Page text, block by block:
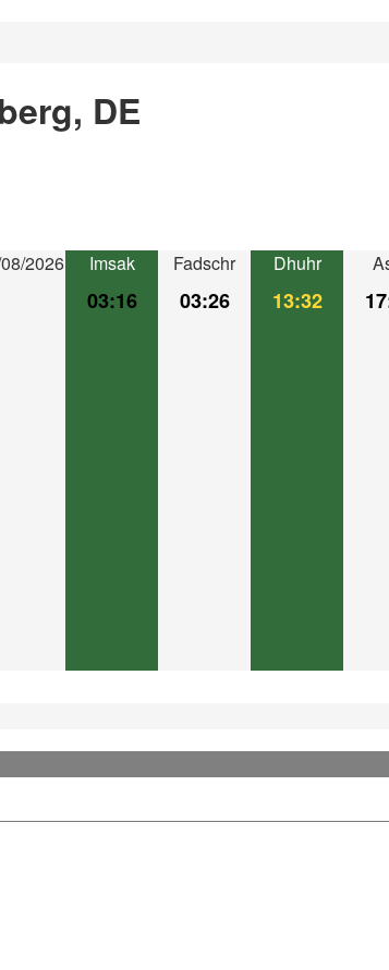
DE
2026 Imsak
03:16
Fadschr
03:26
Dhuhr
13:32